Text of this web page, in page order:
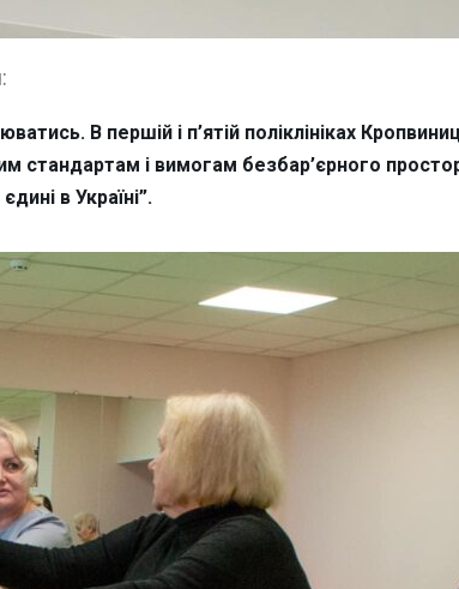
В першій і п’ятій поліклініках
стандартам і вимогам безбар’єрного
в Україні”.